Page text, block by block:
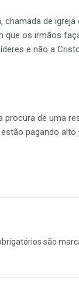
chamada de
que os irmãos
e não a
procura de uma
pagando
são